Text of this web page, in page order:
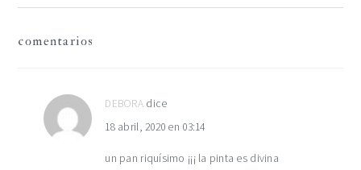
interacciones
los
lectores
comentarios
DEBORA dice
18 abril, 2020 en 03:14
un pan riquísimo ¡¡¡ la pinta es divina